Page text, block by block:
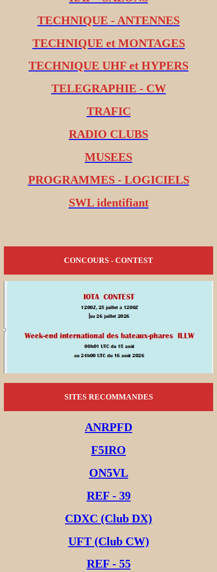
TECHNIQUE - ANTENNES
TECHNIQUE et MONTAGES
TECHNIQUE UHF et HYPERS
TELEGRAPHIE - CW
TRAFIC
RADIO CLUBS
MUSEES
PROGRAMMES - LOGICIELS
SWL identifiant
CONCOURS - CONTEST
SITES RECOMMANDES
ANRPFD
F5IRO
ON5VL
REF - 39
CDXC (Club DX)
UFT (Club CW)
REF - 55